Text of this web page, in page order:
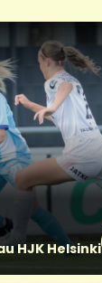
HJK Helsinki